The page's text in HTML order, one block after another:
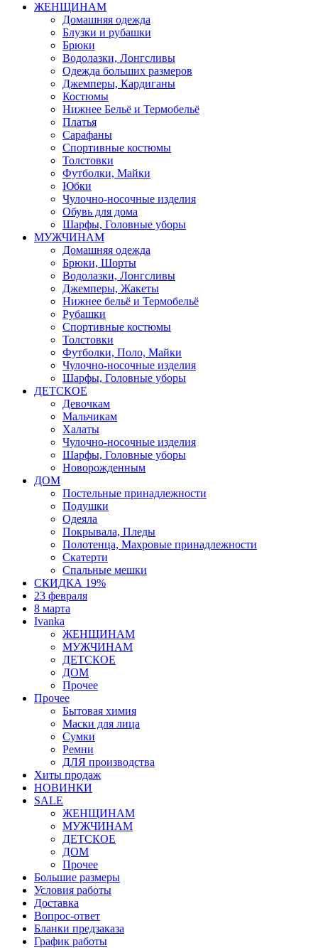
ЖЕНЩИНАМ
Домашняя одежда
Блузки и рубашки
Брюки
Водолазки, Лонгсливы
Одежда больших размеров
Джемперы, Кардиганы
Костюмы
Нижнее Бельё и Термобельё
Платья
Сарафаны
Спортивные костюмы
Толстовки
Футболки, Майки
Юбки
Чулочно-носочные изделия
Обувь для дома
Шарфы, Головные уборы
МУЖЧИНАМ
Домашняя одежда
Брюки, Шорты
Водолазки, Лонгсливы
Джемперы, Жакеты
Нижнее бельё и Термобельё
Рубашки
Спортивные костюмы
Толстовки
Футболки, Поло, Майки
Чулочно-носочные изделия
Шарфы, Головные уборы
ДЕТСКОЕ
Девочкам
Мальчикам
Халаты
Чулочно-носочные изделия
Шарфы, Головные уборы
Новорожденным
ДОМ
Постельные принадлежности
Подушки
Одеяла
Покрывала, Пледы
Полотенца, Махровые принадлежности
Скатерти
Спальные мешки
СКИДКА 19%
23 февраля
8 марта
Ivanka
ЖЕНЩИНАМ
МУЖЧИНАМ
ДЕТСКОЕ
ДОМ
Прочее
Прочее
Бытовая химия
Маски для лица
Сумки
Ремни
ДЛЯ производства
Хиты продаж
НОВИНКИ
SALE
ЖЕНЩИНАМ
МУЖЧИНАМ
ДЕТСКОЕ
ДОМ
Прочее
Большие размеры
Условия работы
Доставка
Вопрос-ответ
Бланки предзаказа
График работы